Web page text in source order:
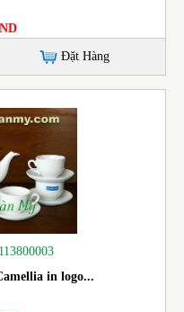
Đặt Hàng
in logo...